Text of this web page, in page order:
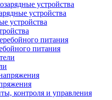
устройства
устройства
питания